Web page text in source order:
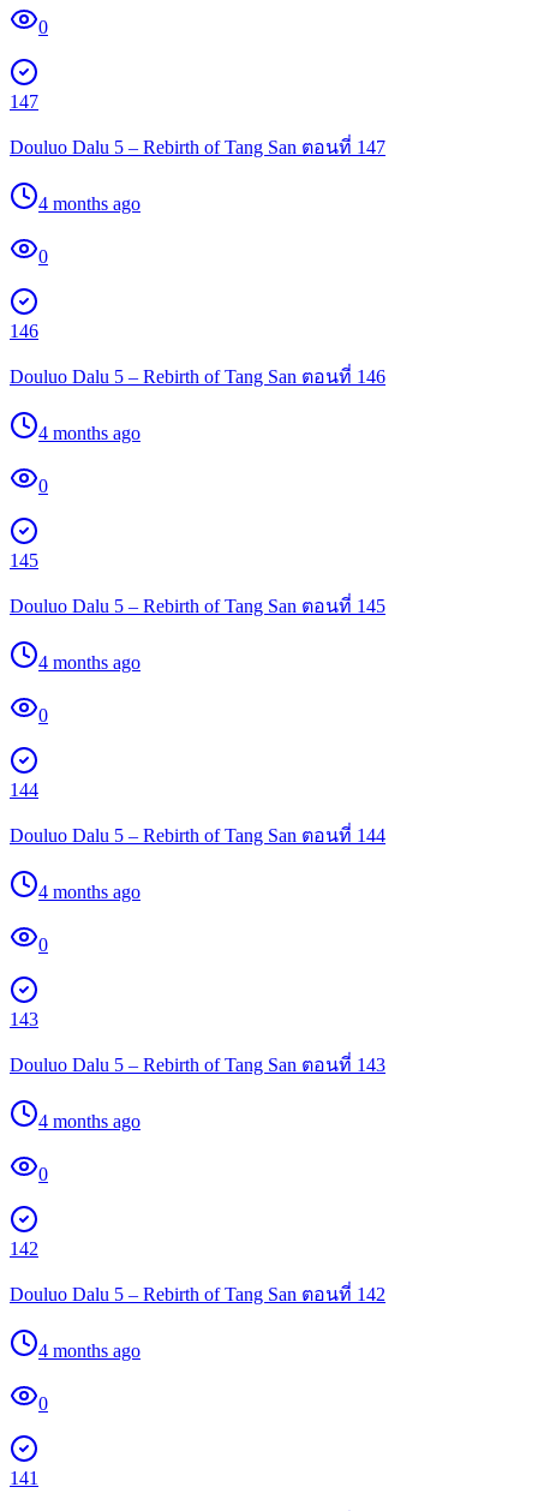
0
147
Douluo Dalu 5 – Rebirth of Tang San ตอนที่ 147
4 months ago
0
146
Douluo Dalu 5 – Rebirth of Tang San ตอนที่ 146
4 months ago
0
145
Douluo Dalu 5 – Rebirth of Tang San ตอนที่ 145
4 months ago
0
144
Douluo Dalu 5 – Rebirth of Tang San ตอนที่ 144
4 months ago
0
143
Douluo Dalu 5 – Rebirth of Tang San ตอนที่ 143
4 months ago
0
142
Douluo Dalu 5 – Rebirth of Tang San ตอนที่ 142
4 months ago
0
141